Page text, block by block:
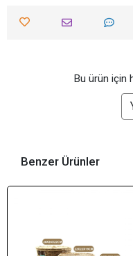
Bu ürün için
Benzer Ürünler